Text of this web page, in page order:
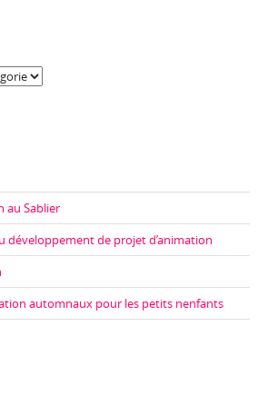
au Sablier
développement de projet d’animation
automnaux pour les petits nenfants